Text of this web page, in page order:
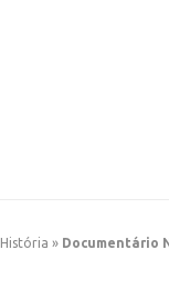
História » Documentário